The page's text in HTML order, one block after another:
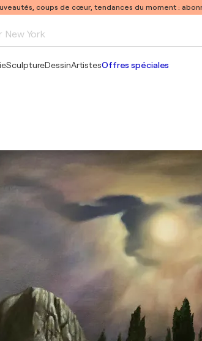
coups de cœur, tendances du moment :
New York
SculptureDessinArtistesOffres spéciales